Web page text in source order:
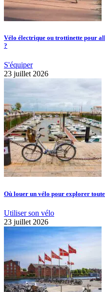
Vélo électrique ou trottinette pour
?
S'équiper
23 juillet 2026
Où louer un vélo pour explorer toute
Utiliser son vélo
23 juillet 2026